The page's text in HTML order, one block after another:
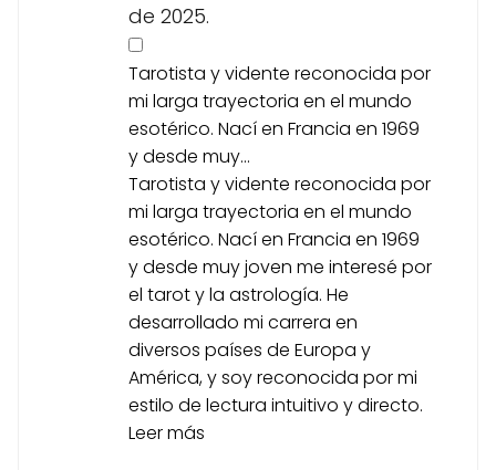
de 2025.
Tarotista y vidente reconocida por
mi larga trayectoria en el mundo
esotérico. Nací en Francia en 1969
y desde muy...
Tarotista y vidente reconocida por
mi larga trayectoria en el mundo
esotérico. Nací en Francia en 1969
y desde muy joven me interesé por
el tarot y la astrología. He
desarrollado mi carrera en
diversos países de Europa y
América, y soy reconocida por mi
estilo de lectura intuitivo y directo.
Leer más